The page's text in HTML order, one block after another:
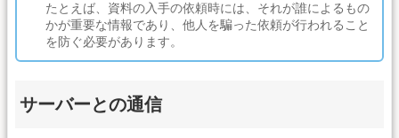
たとえば、資料の入手の依頼時には、それが誰によるもの
かが重要な情報であり、他人を騙った依頼が行われること
を防ぐ必要があります。
サーバーとの通信